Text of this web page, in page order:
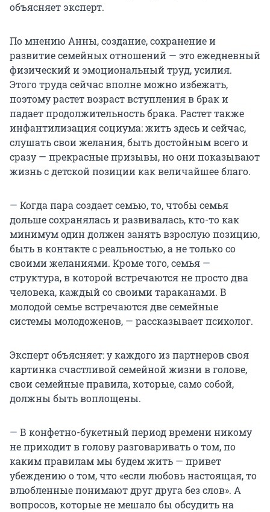
объясняет эксперт.
По мнению Анны, создание, сохранение и
развитие семейных отношений — это ежедневный
физический и эмоциональный труд, усилия.
Этого труда сейчас вполне можно избежать,
поэтому растет возраст вступления в брак и
падает продолжительность брака. Растет также
инфантилизация социума: жить здесь и сейчас,
слушать свои желания, быть достойным всего и
сразу — прекрасные призывы, но они показывают
жизнь с детской позиции как величайшее благо.
— Когда пара создает семью, то, чтобы семья
дольше сохранялась и развивалась, кто-то как
минимум один должен занять взрослую позицию,
быть в контакте с реальностью, а не только со
своими желаниями. Кроме того, семья —
структура, в которой встречаются не просто два
человека, каждый со своими тараканами. В
молодой семье встречаются две семейные
системы молодоженов, — рассказывает психолог.
Эксперт объясняет: у каждого из партнеров своя
картинка счастливой семейной жизни в голове,
свои семейные правила, которые, само собой,
должны быть воплощены.
— В конфетно-букетный период времени никому
не приходит в голову разговаривать о том, по
каким правилам мы будем жить — привет
убеждению о том, что «если любовь настоящая, то
влюбленные понимают друг друга без слов». А
вопросов, которые не мешало бы обсудить на